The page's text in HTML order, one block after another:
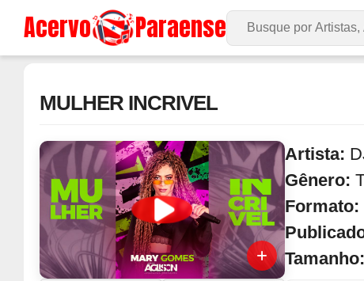
Acervo Paraense Buscar no Site
MULHER INCRIVEL
Artista:
Gênero:
Formato:
Tamanho: